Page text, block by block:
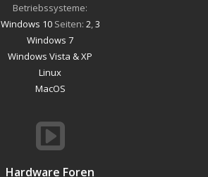
Betriebssysteme:
Windows 10Seiten: 2,3
Windows 7
Windows Vista & XP
Linux
MacOS
Hardware Foren